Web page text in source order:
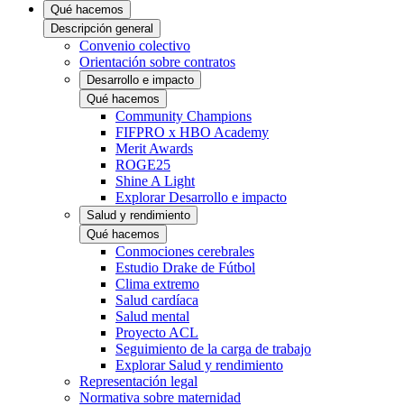
Qué hacemos
Descripción general
Convenio colectivo
Orientación sobre contratos
Desarrollo e impacto
Qué hacemos
Community Champions
FIFPRO x HBO Academy
Merit Awards
ROGE25
Shine A Light
Explorar Desarrollo e impacto
Salud y rendimiento
Qué hacemos
Conmociones cerebrales
Estudio Drake de Fútbol
Clima extremo
Salud cardíaca
Salud mental
Proyecto ACL
Seguimiento de la carga de trabajo
Explorar Salud y rendimiento
Representación legal
Normativa sobre maternidad